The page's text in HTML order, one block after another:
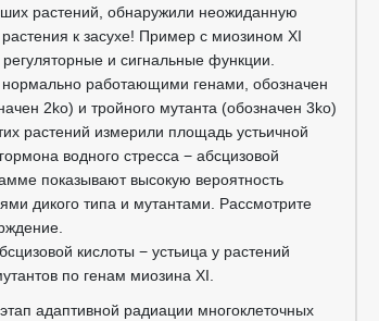
растений, обнаружили неожиданную
к засухе! Пример с миозином XI
и сигнальные функции.
нормально работающими генами, обозначен
2ko) и тройного мутанта (обозначен 3ko)
растений измерили площадь устьичной
водного стресса − абсцизовой
показывают высокую вероятность
дикого типа и мутантами. Рассмотрите
кислоты − устьица у растений
по генам миозина XI.
адаптивной радиации многоклеточных